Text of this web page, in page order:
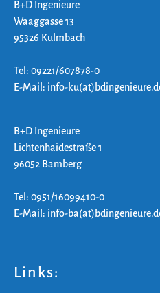
B+D Ingenieure
Waaggasse 13
95326 Kulmbach
Tel: 09221/607878-0
E-Mail: info-
B+D Ingenieure
Lichtenhaidestraße 1
96052 Bamberg
Tel: 0951/16099410-0
E-Mail: info-
Links: